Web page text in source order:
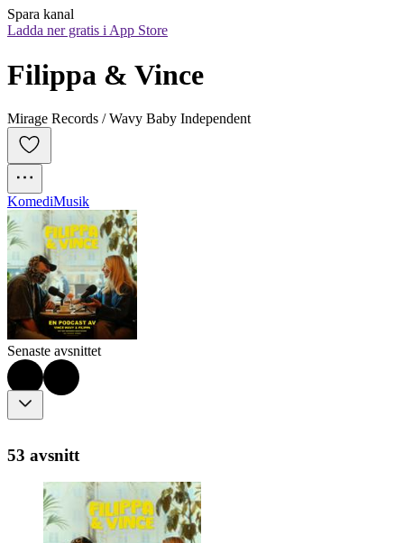
Spara kanal
Ladda ner gratis i App Store
Filippa & Vince
Mirage Records / Wavy Baby Independent
KomediMusik
Senaste avsnittet
53 avsnitt